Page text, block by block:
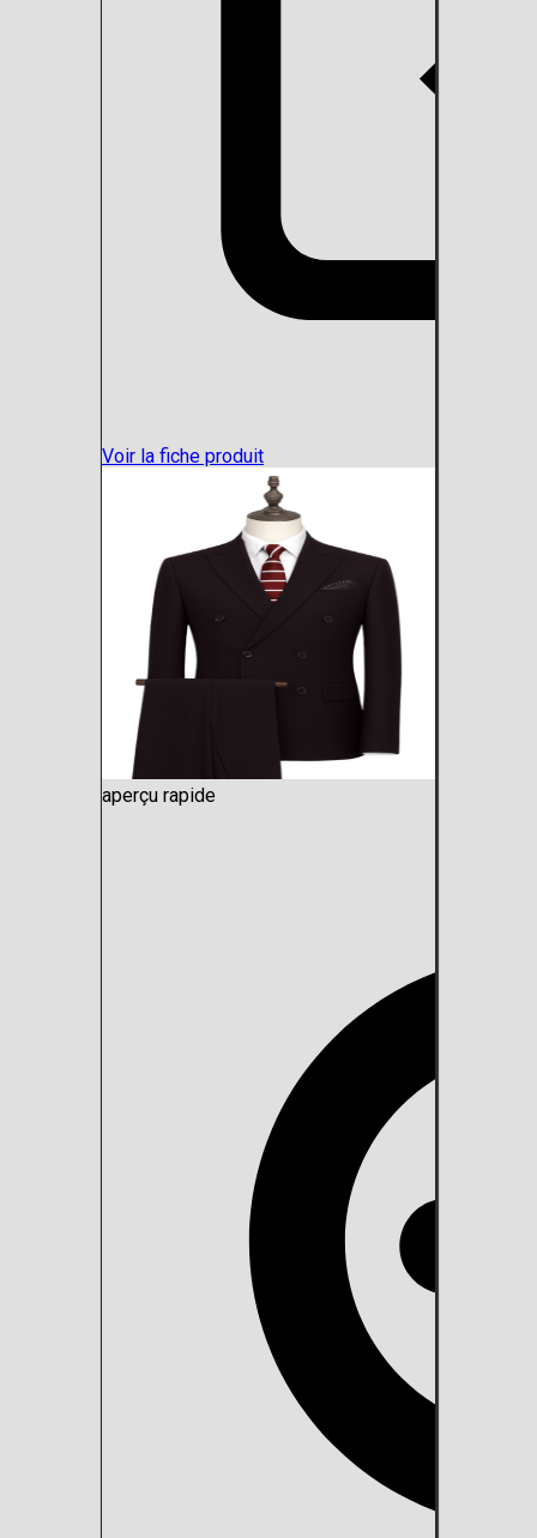
Voir la fiche produit
aperçu rapide